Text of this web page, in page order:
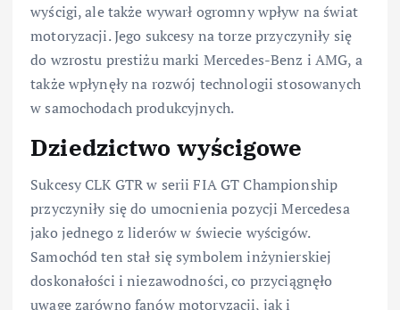
wyścigi, ale także wywarł ogromny wpływ na świat
motoryzacji. Jego sukcesy na torze przyczyniły się
do wzrostu prestiżu marki Mercedes-Benz i AMG, a
także wpłynęły na rozwój technologii stosowanych
w samochodach produkcyjnych.
Dziedzictwo wyścigowe
Sukcesy CLK GTR w serii FIA GT Championship
przyczyniły się do umocnienia pozycji Mercedesa
jako jednego z liderów w świecie wyścigów.
Samochód ten stał się symbolem inżynierskiej
doskonałości i niezawodności, co przyciągnęło
uwagę zarówno fanów motoryzacji, jak i